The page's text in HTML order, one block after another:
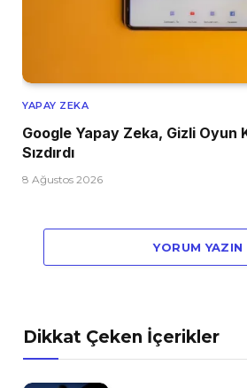
YAPAY ZEKA
Google Yapay Zeka, Gizli Oyun
Sızdırdı
8 Ağustos 2026
YORUM YAZIN
Dikkat Çeken İçerikler